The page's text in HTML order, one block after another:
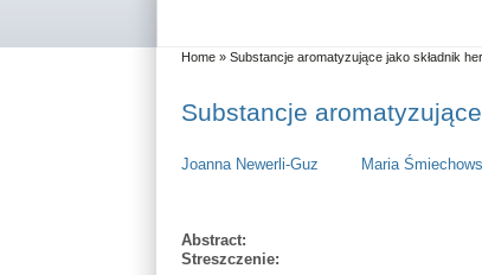
You are here
Home» Substancje aromatyzujące jako składnik
Substancje
Joanna Newerli-Guz Maria
Abstract:
Streszczenie: